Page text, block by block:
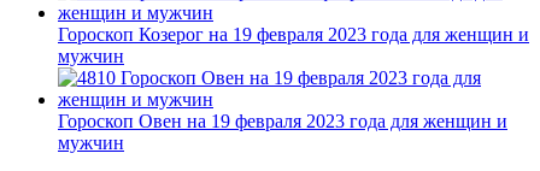
Гороскоп Козерог на 19 февраля 2023 года для женщин и
мужчин
Гороскоп Овен на 19 февраля 2023 года для женщин и
мужчин